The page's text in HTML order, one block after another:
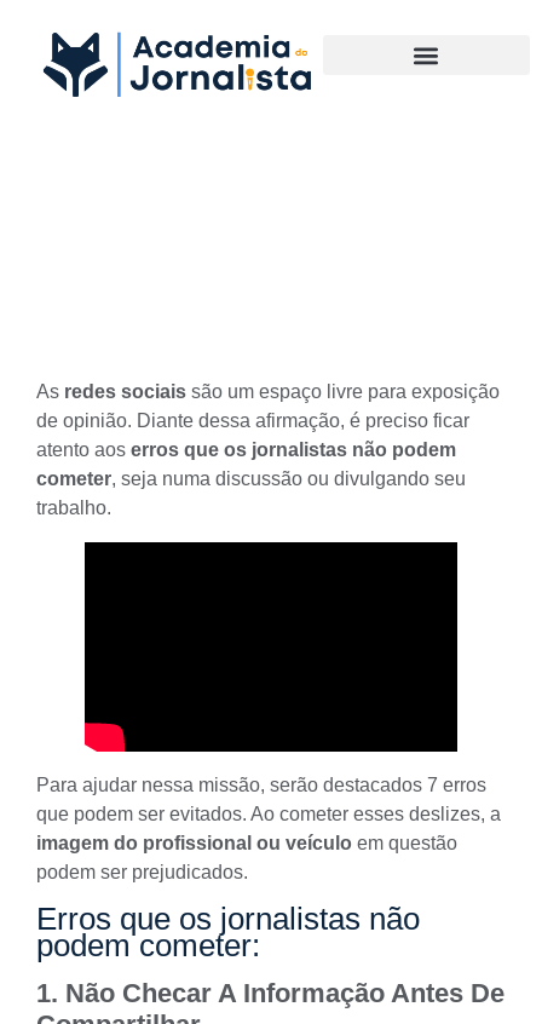
As redes sociais são um espaço livre para exposição
de opinião. Diante dessa afirmação, é preciso ficar
atento aos erros que os jornalistas não podem
cometer, seja numa discussão ou divulgando seu
trabalho.
Para ajudar nessa missão, serão destacados 7 erros
que podem ser evitados. Ao cometer esses deslizes, a
imagem do profissional ou veículo em questão
podem ser prejudicados.
Erros que os jornalistas não
podem cometer:
1. Não Checar A Informação Antes De